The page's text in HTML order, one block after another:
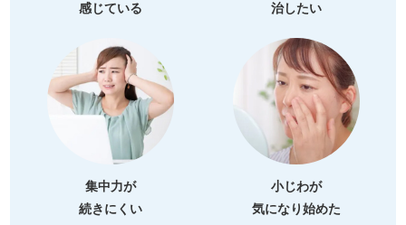
感じている
治したい
集中力が
続きにくい
小じわが
気になり始めた